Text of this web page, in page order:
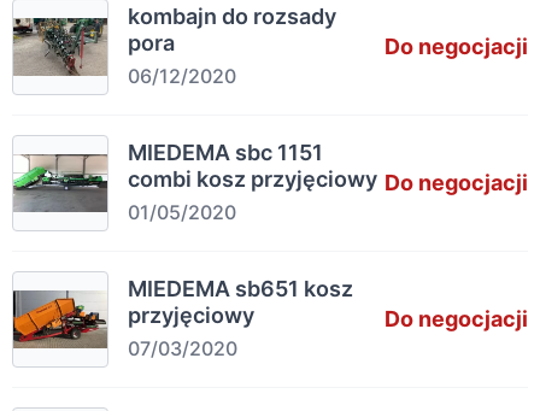
kombajn do rozsady
pora
06/12/2020
Do negocjacji
MIEDEMA sbc 1151
combi kosz przyjęciowy
01/05/2020
Do negocjacji
MIEDEMA sb651 kosz
przyjęciowy
07/03/2020
Do negocjacji